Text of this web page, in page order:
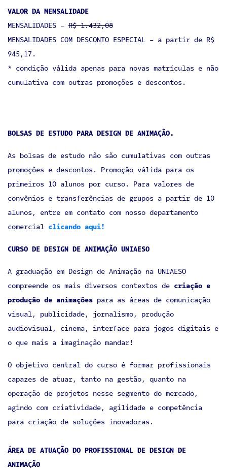
VALOR DA MENSALIDADE
MENSALIDADES - R$ 1.432,08
MENSALIDADES COM DESCONTO ESPECIAL - a partir de R$
945,17.
* condição válida apenas para novas matrículas e não
cumulativa com outras promoções e descontos.
BOLSAS DE ESTUDO PARA DESIGN DE ANIMAÇÃO.
As bolsas de estudo não são cumulativas com outras
promoções e descontos. Promoção válida para os
primeiros 10 alunos por curso. Para valores de
convênios e transferências de grupos a partir de 10
alunos, entre em contato com nosso departamento
comercial clicando aqui!
CURSO DE DESIGN DE ANIMAÇÃO UNIAESO
A graduação em Design de Animação na UNIAESO
compreende os mais diversos contextos de criação e
produção de animações para as áreas de comunicação
visual, publicidade, jornalismo, produção
audiovisual, cinema, interface para jogos digitais e
o que mais a imaginação mandar!
O objetivo central do curso é formar profissionais
capazes de atuar, tanto na gestão, quanto na
operação de projetos nesse segmento do mercado,
agindo com criatividade, agilidade e competência
para criação de soluções inovadoras.
ÁREA DE ATUAÇÃO DO PROFISSIONAL DE DESIGN DE
ANIMAÇÃO